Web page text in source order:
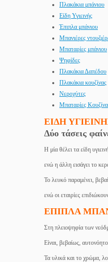
Πλακάκια μπάνιου
Είδη Υγιεινής
Έπιπλα μπάνιου
Μπανιέρες
Μπαταρίες μπάνιου
Ψηφίδες
Πλακάκια Δαπέδου
Πλακάκια κουζίνας
Νεροχύτες
Μπαταρίες
ΕΙΔΗ
Δύο τάσεις
Η μία θέλει τα είδη
ενώ η άλλη εισάγει το
Το λευκό παραμένει,
ενώ οι εταιρίες
ΕΠΙΠΛΑ
Στη πλειοψηφία των
Είναι, βεβαίως,
Τα υλικά και το χρώμα,